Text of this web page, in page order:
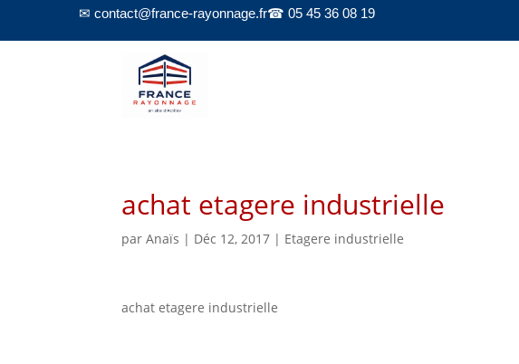
✉ contact@france-rayonnage.fr☎ 05 45 36 08 19
achat etagere industrielle
parAnaïs | Déc 12, 2017 | Etagere industrielle
achat etagere industrielle